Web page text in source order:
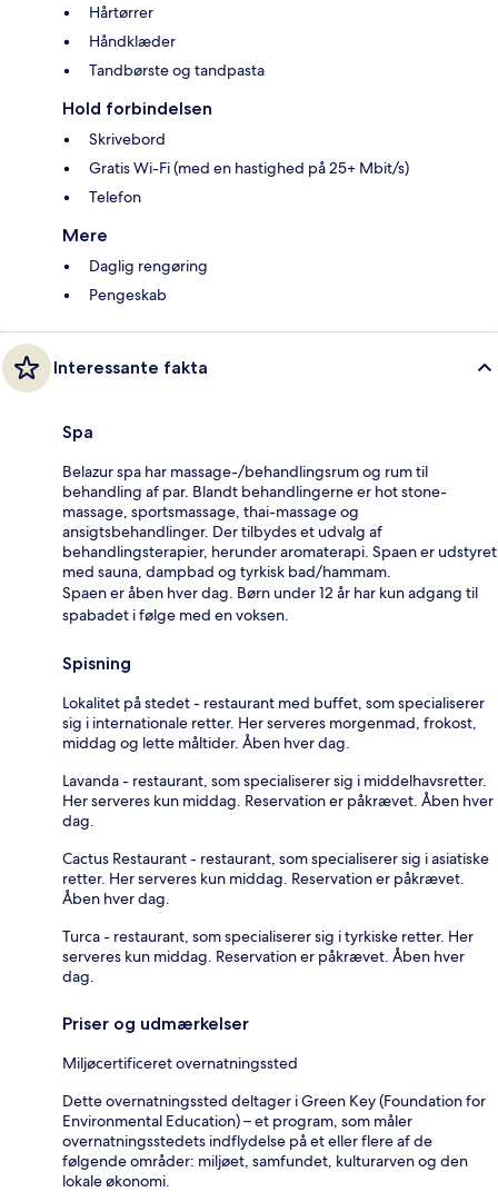
Hårtørrer
Håndklæder
Tandbørste og tandpasta
Hold forbindelsen
Skrivebord
Gratis Wi-Fi (med en hastighed på 25+ Mbit/s)
Telefon
Mere
Daglig rengøring
Pengeskab
Interessante fakta
Spa
Belazur spa har massage-/behandlingsrum og rum til
behandling af par. Blandt behandlingerne er hot stone-
massage, sportsmassage, thai-massage og
ansigtsbehandlinger. Der tilbydes et udvalg af
behandlingsterapier, herunder aromaterapi. Spaen er udstyret
med sauna, dampbad og tyrkisk bad/hammam.
Spaen er åben hver dag. Børn under 12 år har kun adgang til
spabadet i følge med en voksen.
Spisning
Lokalitet på stedet - restaurant med buffet, som specialiserer
sig i internationale retter. Her serveres morgenmad, frokost,
middag og lette måltider. Åben hver dag.
Lavanda - restaurant, som specialiserer sig i middelhavsretter.
Her serveres kun middag. Reservation er påkrævet. Åben hver
dag.
Cactus Restaurant - restaurant, som specialiserer sig i asiatiske
retter. Her serveres kun middag. Reservation er påkrævet.
Åben hver dag.
Turca - restaurant, som specialiserer sig i tyrkiske retter. Her
serveres kun middag. Reservation er påkrævet. Åben hver
dag.
Priser og udmærkelser
Miljøcertificeret overnatningssted
Dette overnatningssted deltager i Green Key (Foundation for
Environmental Education) – et program, som måler
overnatningsstedets indflydelse på et eller flere af de
følgende områder: miljøet, samfundet, kulturarven og den
lokale økonomi.